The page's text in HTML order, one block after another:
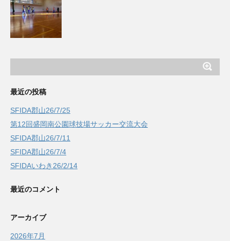
最近の投稿
SFIDA郡山26/7/25
第12回盛岡南公園球技場サッカー交流大会
SFIDA郡山26/7/11
SFIDA郡山26/7/4
SFIDAいわき26/2/14
最近のコメント
アーカイブ
2026年7月